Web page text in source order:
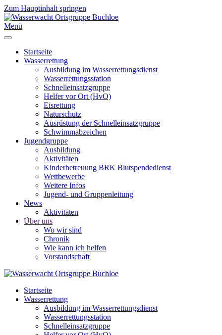
Zum Hauptinhalt springen
Menü
Startseite
Wasserrettung
Ausbildung im Wasserrettungsdienst
Wasserrettungsstation
Schnelleinsatzgruppe
Helfer vor Ort (HvO)
Eisrettung
Naturschutz
Ausrüstung der Schnelleinsatzgruppe
Schwimmabzeichen
Jugendgruppe
Ausbildung
Aktivitäten
Kinderbetreuung BRK Blutspendedienst
Wettbewerbe
Weitere Infos
Jugend- und Gruppenleitung
News
Aktivitäten
Über uns
Wo wir sind
Chronik
Wie kann ich helfen
Vorstandschaft
Startseite
Wasserrettung
Ausbildung im Wasserrettungsdienst
Wasserrettungsstation
Schnelleinsatzgruppe